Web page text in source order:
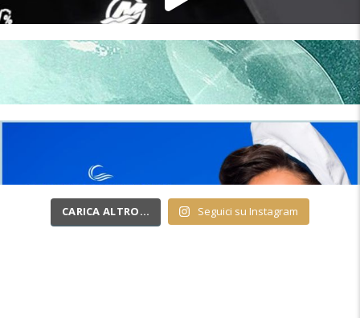
CARICA ALTRO… Seguici su Instagram